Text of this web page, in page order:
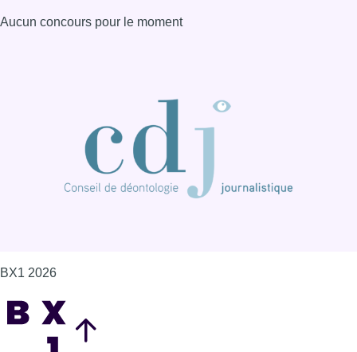
Aucun concours pour le moment
BX1 2026